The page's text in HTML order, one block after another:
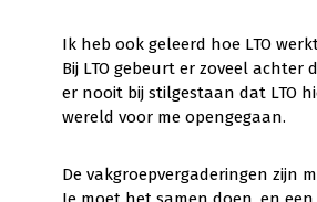
Ik heb ook geleerd hoe LTO
Bij LTO gebeurt er zoveel
er nooit bij stilgestaan dat LTO
wereld voor me opengegaan.
De vakgroepvergaderingen zijn